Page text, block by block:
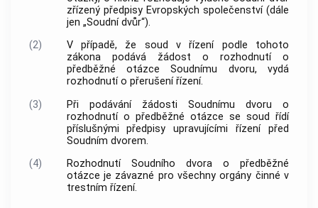
zřízený předpisy Evropských společenství (dále
jen „Soudní dvůr“).
(2)
V případě, že soud v řízení podle tohoto
zákona podává žádost o rozhodnutí o
předběžné otázce Soudnímu dvoru, vydá
rozhodnutí o přerušení řízení.
(3)
Při podávání žádosti Soudnímu dvoru o
rozhodnutí o předběžné otázce se soud řídí
příslušnými předpisy upravujícími řízení před
Soudním dvorem.
(4)
Rozhodnutí Soudního dvora o předběžné
otázce je závazné pro všechnyorgány činné v
trestním řízení.